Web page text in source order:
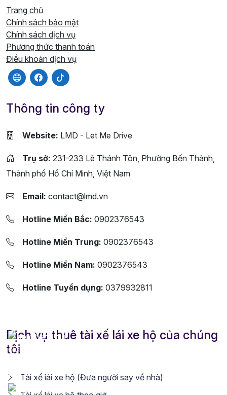
Trang chủ
Chính sách bảo mật
Chính sách dịch vụ
Phương thức thanh toán
Điều khoản dịch vụ
Thông tin công ty
Website: LMD - Let Me Drive
Trụ sở: 231-233 Lê Thánh Tôn, Phường Bến Thành,
Thành phố Hồ Chí Minh, Việt Nam
Email: contact@lmd.vn
Hotline Miền Bắc: 0902376543
Hotline Miền Trung: 0902376543
Hotline Miền Nam: 0902376543
Hotline Tuyển dụng: 0379932811
Dịch vụ thuê tài xế lái xe hộ của chúng
tôi
Tài xế lái xe hộ (Đưa người say về nhà)